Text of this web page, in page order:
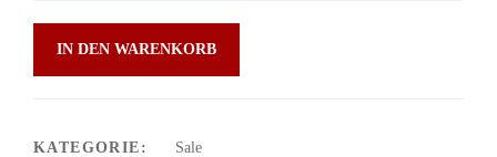
IN DEN WARENKORB
KATEGORIE: Sale